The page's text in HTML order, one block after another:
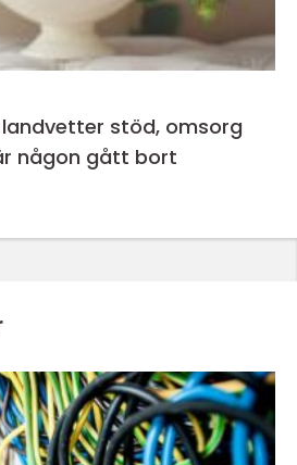
stöd, omsorg
någon gått bort